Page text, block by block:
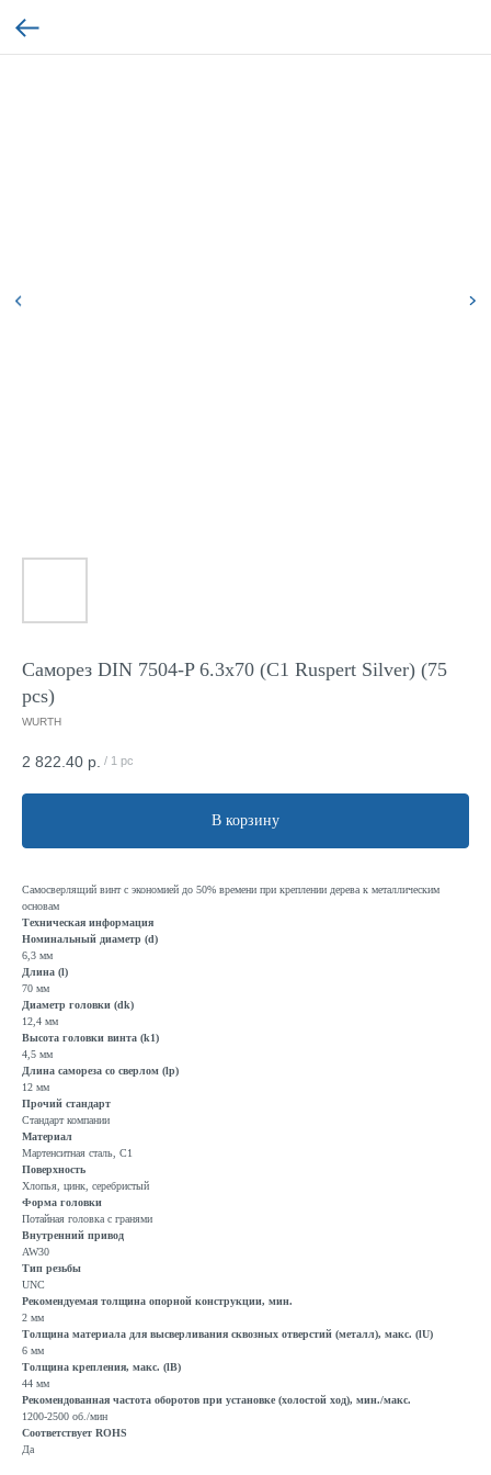
Саморез DIN 7504-P 6.3x70 (C1 Ruspert Silver) (75
pcs)
WURTH
2 822.40 р. / 1 pc
В корзину
Самосверлящий винт с экономией до 50% времени при креплении дерева к металлическим
основам
Техническая информация
Номинальный диаметр (d)
6,3 мм
Длина (l)
70 мм
Диаметр головки (dk)
12,4 мм
Высота головки винта (k1)
4,5 мм
Длина самореза со сверлом (lp)
12 мм
Прочий стандарт
Стандарт компании
Материал
Мартенситная сталь, C1
Поверхность
Хлопья, цинк, серебристый
Форма головки
Потайная головка с гранями
Внутренний привод
AW30
Тип резьбы
UNC
Рекомендуемая толщина опорной конструкции, мин.
2 мм
Толщина материала для высверливания сквозных отверстий (металл), макс. (lU)
6 мм
Толщина крепления, макс. (lB)
44 мм
Рекомендованная частота оборотов при установке (холостой ход), мин./макс.
1200-2500 об./мин
Соответствует ROHS
Да